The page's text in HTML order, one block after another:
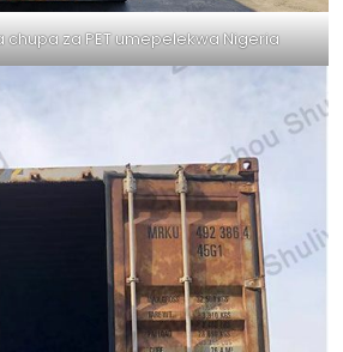
chupa za PET umepelekwa Nigeria